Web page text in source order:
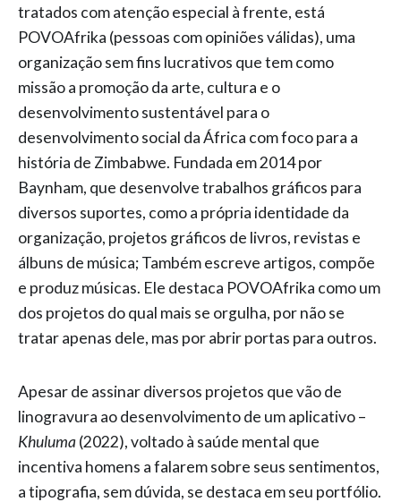
tratados com atenção especial à frente, está
POVOAfrika (pessoas com opiniões válidas), uma
organização sem fins lucrativos que tem como
missão a promoção da arte, cultura e o
desenvolvimento sustentável para o
desenvolvimento social da África com foco para a
história de Zimbabwe. Fundada em 2014 por
Baynham, que desenvolve trabalhos gráficos para
diversos suportes, como a própria identidade da
organização, projetos gráficos de livros, revistas e
álbuns de música; Também escreve artigos, compõe
e produz músicas. Ele destaca POVOAfrika como um
dos projetos do qual mais se orgulha, por não se
tratar apenas dele, mas por abrir portas para outros.
Apesar de assinar diversos projetos que vão de
linogravura ao desenvolvimento de um aplicativo –
Khuluma(2022), voltado à saúde mental que
incentiva homens a falarem sobre seus sentimentos,
a tipografia, sem dúvida, se destaca em seu portfólio.